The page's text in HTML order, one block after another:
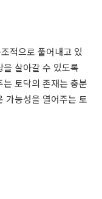
적으로 풀어내고 있
살아갈 수 있도록
토닥의 존재는 충분
가능성을 열어주는 토